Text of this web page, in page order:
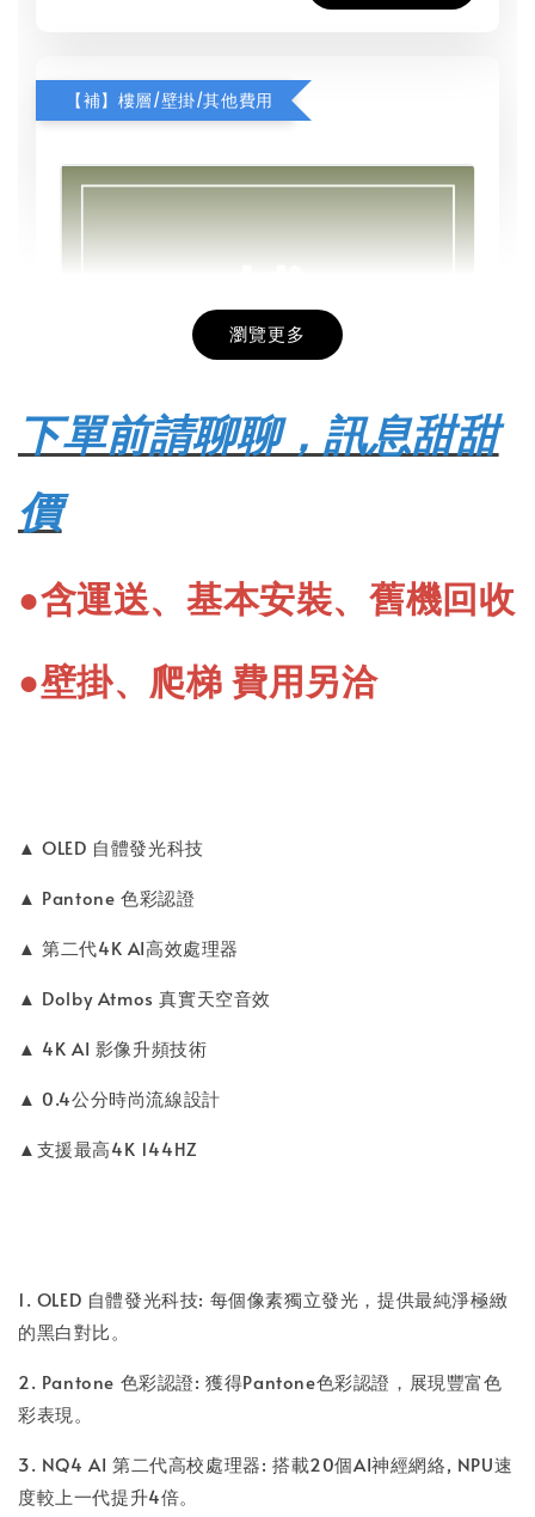
【補】樓層/壁掛/其他費用
補(其他/運費/安裝/壁掛)用1元=數量1(請按照
NT$ 1
NT$ 2
瀏覽更多
下單前請聊聊，訊息甜甜
價
●含運送、基本安裝、舊機回收
●壁掛、爬梯 費用另洽
▲ OLED 自體發光科技
▲ Pantone 色彩認證
▲ 第二代4K AI高效處理器
▲ Dolby Atmos 真實天空音效
▲ 4K AI 影像升頻技術
▲ 0.4公分時尚流線設計
▲支援最高4K 144HZ
1. OLED 自體發光科技: 每個像素獨立發光，提供最純淨極緻
的黑白對比。
2. Pantone 色彩認證: 獲得Pantone色彩認證，展現豐富色
彩表現。
3. NQ4 AI 第二代高校處理器: 搭載20個AI神經網絡, NPU速
度較上一代提升4倍。